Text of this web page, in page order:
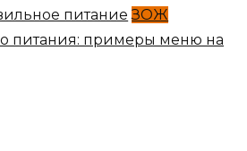
питание ЗОЖ
питания: примеры меню на